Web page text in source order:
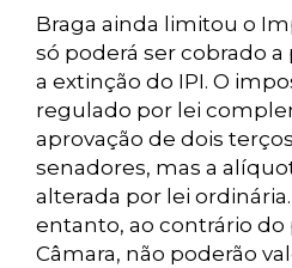
Braga ainda limitou o
só poderá ser cobrado a
a extinção do IPI. O
regulado por lei
aprovação de dois
senadores, mas a
alterada por lei
entanto, ao contrário do
Câmara, não poderão